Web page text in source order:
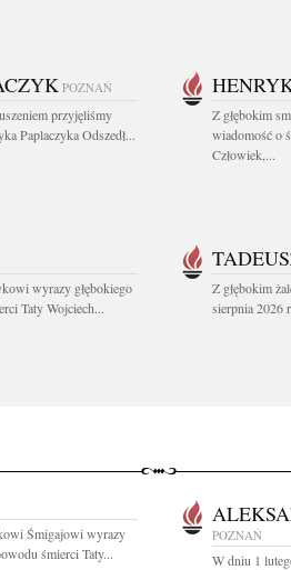
POZNAŃ
przyjęliśmy
Paplaczyka Odszedł...
Z głębokim
wiadomość o
Człowiek,...
wyrazy głębokiego
Taty Wojciech...
Z głębokim
sierpnia 2026
Śmigajowi wyrazy
śmierci Taty...
POZNAŃ
W dniu 1